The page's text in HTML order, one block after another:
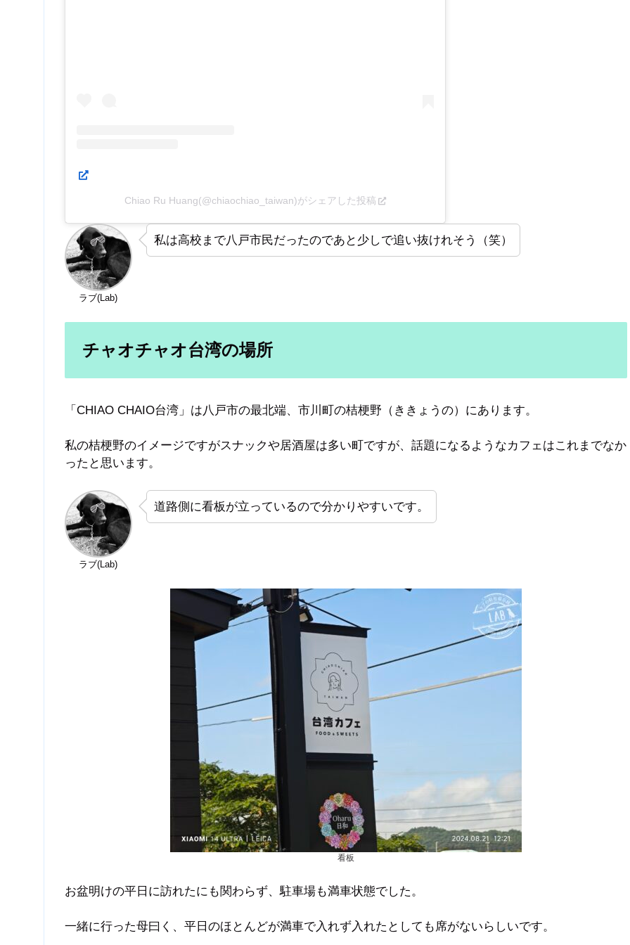
Chiao Ru Huang(@chiaochiao_taiwan)がシェアした投稿
ラブ(Lab)
私は高校まで八戸市民だったのであと少しで追い抜けれそう（笑）
チャオチャオ台湾の場所
「CHIAO CHAIO台湾」は八戸市の最北端、市川町の桔梗野（ききょうの）にあります。
私の桔梗野のイメージですがスナックや居酒屋は多い町ですが、話題になるようなカフェはこれまでなか
ったと思います。
ラブ(Lab)
道路側に看板が立っているので分かりやすいです。
看板
お盆明けの平日に訪れたにも関わらず、駐車場も満車状態でした。
一緒に行った母曰く、平日のほとんどが満車で入れず入れたとしても席がないらしいです。